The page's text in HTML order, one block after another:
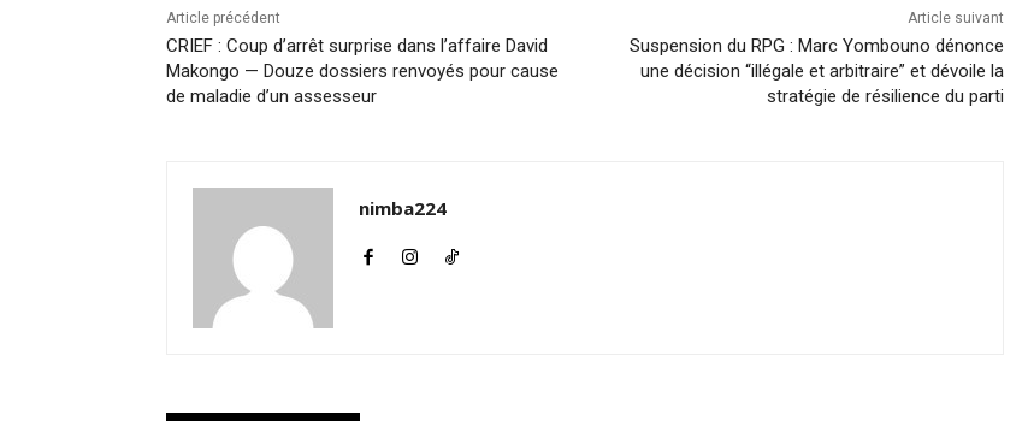
Article précédent
CRIEF : Coup d’arrêt surprise dans l’affaire David
Makongo — Douze dossiers renvoyés pour cause
de maladie d’un assesseur
Article suivant
Suspension du RPG : Marc Yombouno dénonce
une décision “illégale et arbitraire” et dévoile la
stratégie de résilience du parti
nimba224